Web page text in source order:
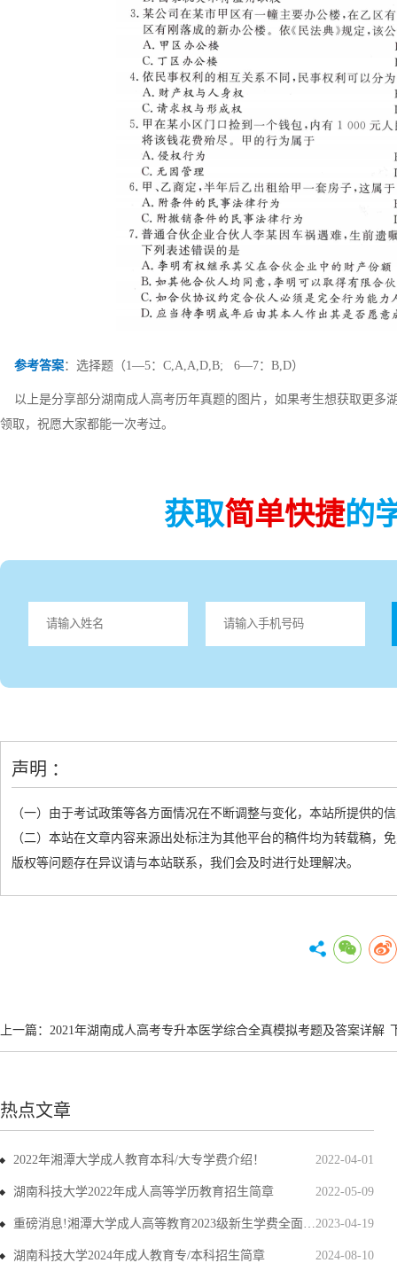
参考答案：选择题（1—5：C,A,A,D,B; 6—7：B,D）
以上是分享部分湖南成人高考历年真题的图片，如果考生想获取更多
领取，祝愿大家都能一次考过。
获取简单快捷的
声明 ：
（一）由于考试政策等各方面情况在不断调整与变化，本站所提供的
（二）本站在文章内容来源出处标注为其他平台的稿件均为转载稿
版权等问题存在异议请与本站联系，我们会及时进行处理解决。
上一篇： 2021年湖南成人高考专升本医学综合全真模拟考题及答案详解
热点文章
2022-04-01
2022年湘潭大学成人教育本科/大专学费介绍！
2022-05-09
湖南科技大学2022年成人高等学历教育招生简章
2023-04-19
重磅消息!湘潭大学成人高等教育2023级新生学费全面上调
2024-08-10
湖南科技大学2024年成人教育专/本科招生简章